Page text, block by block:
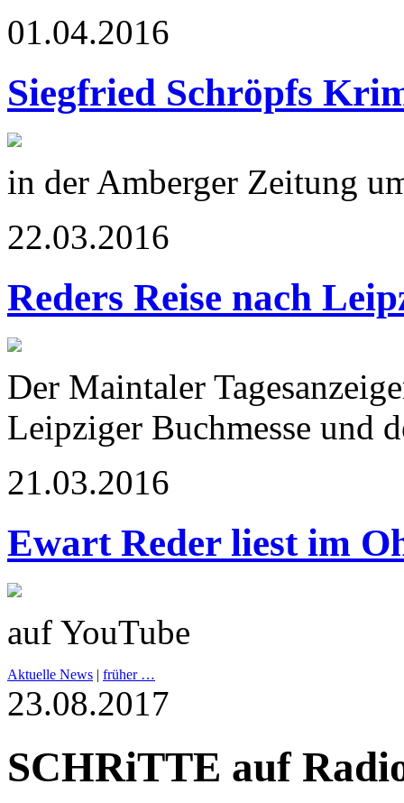
01.04.2016
Siegfried Schröpfs
in der Amberger Zeitung
22.03.2016
Reders Reise nach
Der Maintaler
Leipziger Buchmesse und
21.03.2016
Ewart Reder liest im
auf YouTube
Aktuelle News | früher …
23.08.2017
SCHRiTTE auf